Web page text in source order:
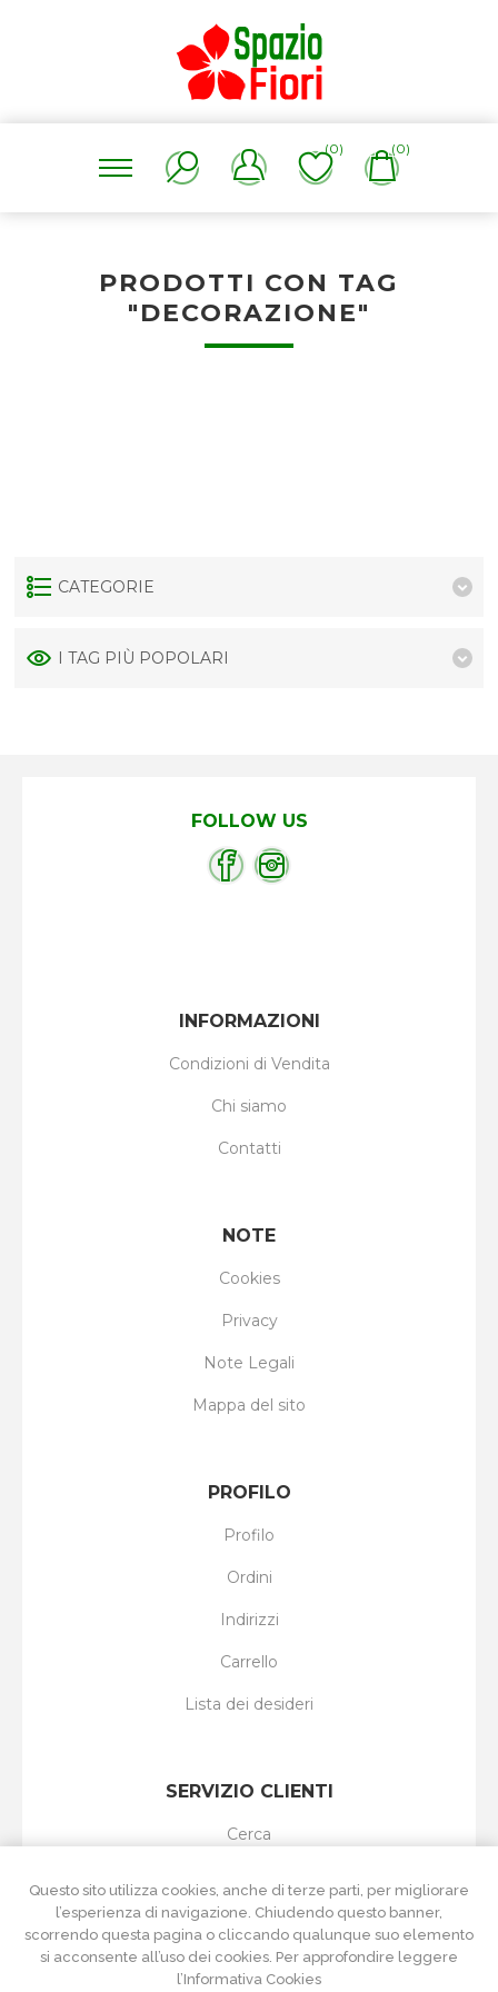
(0) (0)
PRODOTTI CON TAG
"DECORAZIONE"
CATEGORIE
I TAG PIÙ POPOLARI
FOLLOW US
INFORMAZIONI
Condizioni di Vendita
Chi siamo
Contatti
NOTE
Cookies
Privacy
Note Legali
Mappa del sito
PROFILO
Profilo
Ordini
Indirizzi
Carrello
Lista dei desideri
SERVIZIO CLIENTI
Cerca
Ultimi prodotti visti
Confronta i prodotti
Questo sito utilizza cookies, anche di terze parti, per migliorare
l’esperienza di navigazione. Chiudendo questo banner,
scorrendo questa pagina o cliccando qualunque suo elemento
si acconsente all’uso dei cookies. Per approfondire leggere
l’Informativa Cookies